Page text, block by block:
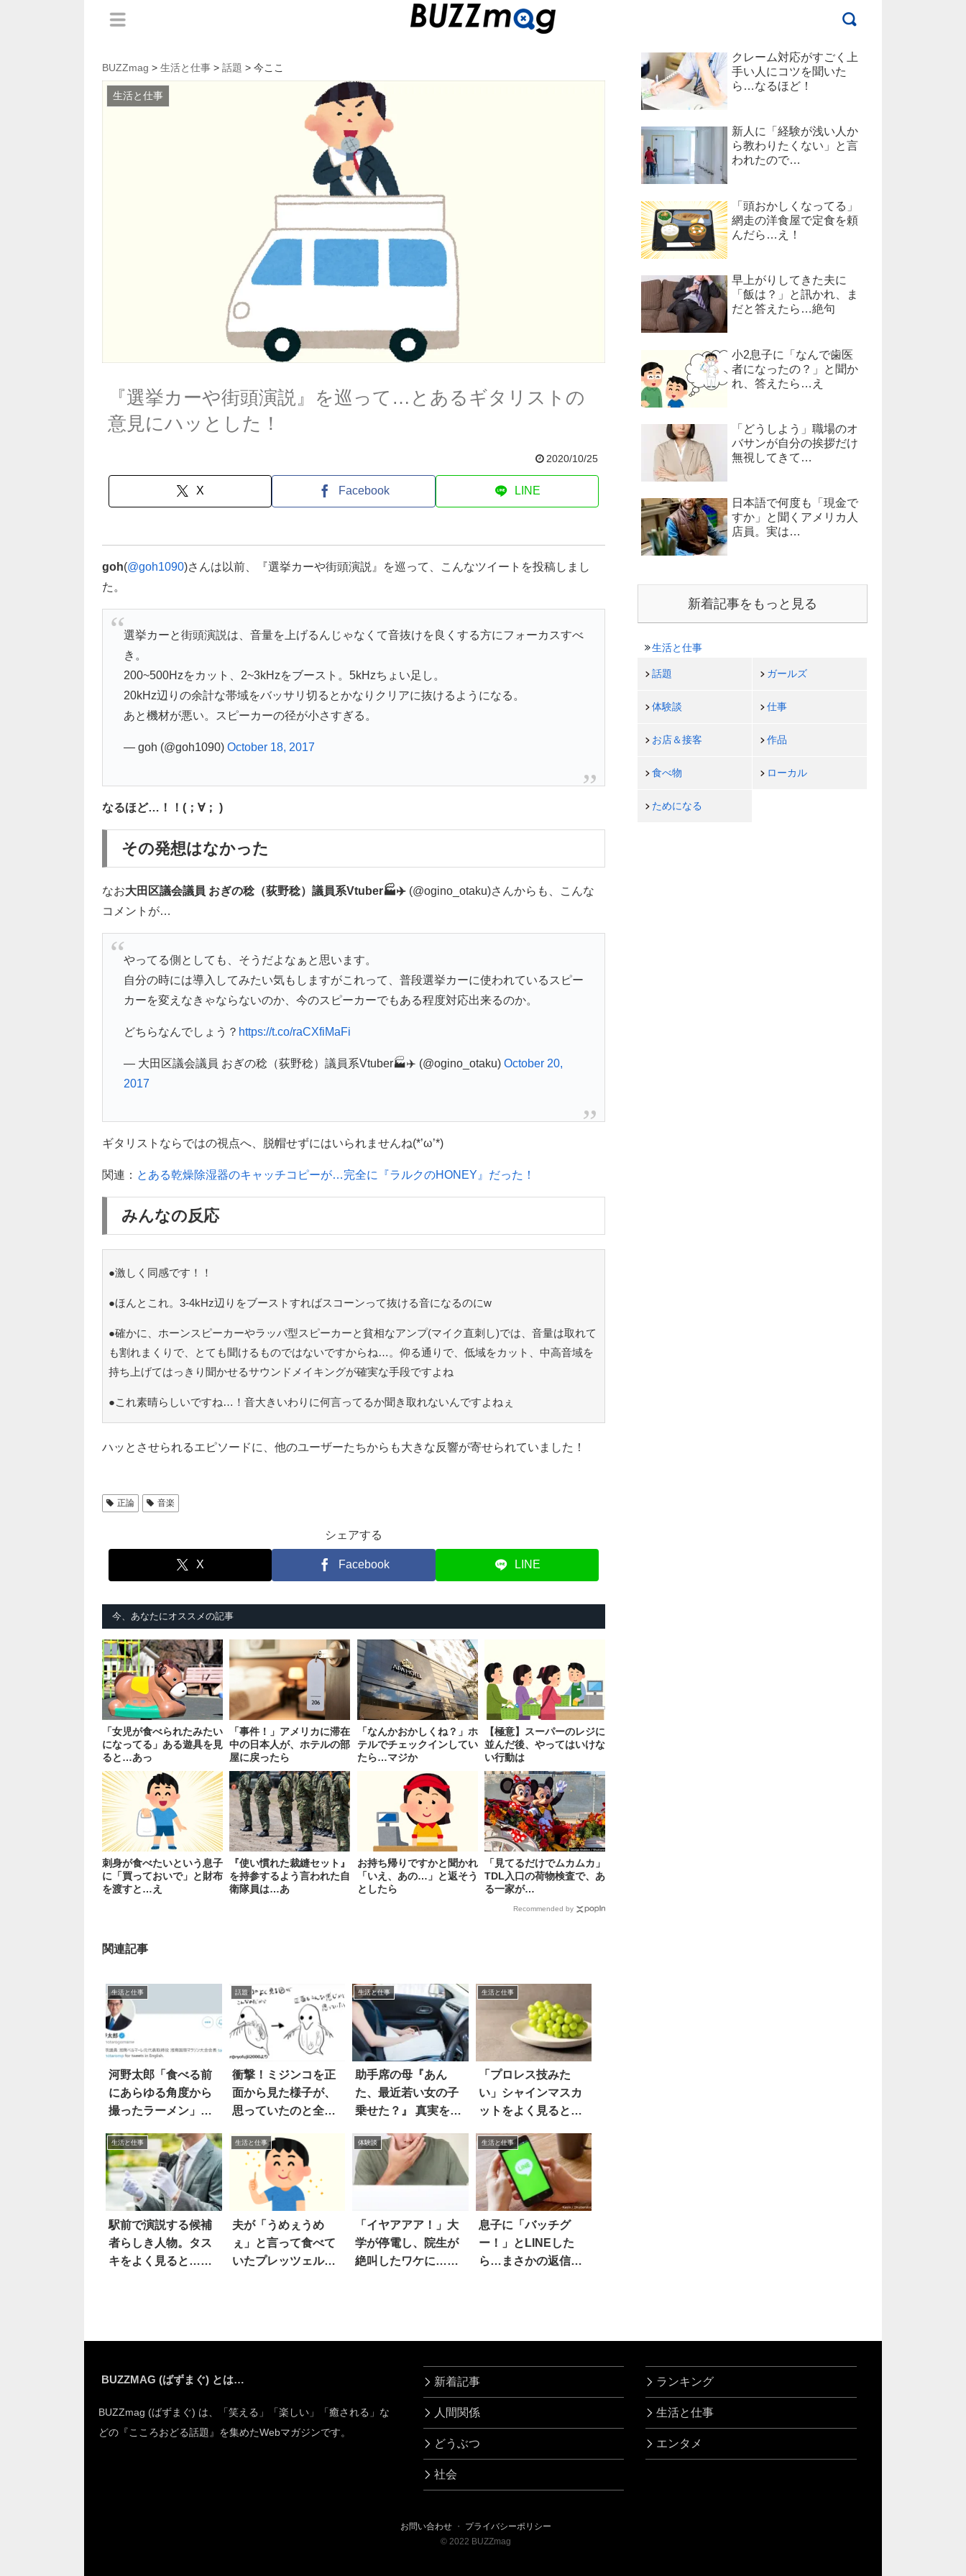
BUZZmag > 生活と仕事 > 話題 > 今ここ
生活と仕事
『選挙カーや街頭演説』を巡って…とあるギタリストの
意見にハッとした！
2020/10/25
X Facebook LINE
goh(@goh1090)さんは以前、『選挙カーや街頭演説』を巡って、こんなツイートを投稿しまし
た。
選挙カーと街頭演説は、音量を上げるんじゃなくて音抜けを良くする方にフォーカスすべ
き。
200~500Hzをカット、2~3kHzをブースト。5kHzちょい足し。
20kHz辺りの余計な帯域をバッサリ切るとかなりクリアに抜けるようになる。
あと機材が悪い。スピーカーの径が小さすぎる。
— goh (@goh1090) October 18, 2017
なるほど…！！(；∀； )
その発想はなかった
なお大田区議会議員 おぎの稔（荻野稔）議員系Vtuber🏭✈️ (@ogino_otaku)さんからも、こんな
コメントが…
やってる側としても、そうだよなぁと思います。
自分の時には導入してみたい気もしますがこれって、普段選挙カーに使われているスピー
カーを変えなきゃならないのか、今のスピーカーでもある程度対応出来るのか。
どちらなんでしょう？ https://t.co/raCXfiMaFi
— 大田区議会議員 おぎの稔（荻野稔）議員系Vtuber🏭✈️ (@ogino_otaku) October 20,
2017
ギタリストならではの視点へ、脱帽せずにはいられませんね(*’ω’*)
関連： とある乾燥除湿器のキャッチコピーが…完全に『ラルクのHONEY』だった！
みんなの反応
●激しく同感です！！
●ほんとこれ。3-4kHz辺りをブーストすればスコーンって抜ける音になるのにw
●確かに、ホーンスピーカーやラッパ型スピーカーと貧相なアンプ(マイク直刺し)では、音量は取れて
も割れまくりで、とても聞けるものではないですからね…。仰る通りで、低域をカット、中高音域を
持ち上げてはっきり聞かせるサウンドメイキングが確実な手段ですよね
●これ素晴らしいですね…！音大きいわりに何言ってるか聞き取れないんですよねぇ
ハッとさせられるエピソードに、他のユーザーたちからも大きな反響が寄せられていました！
正論 音楽
シェアする
X Facebook LINE
今、あなたにオススメの記事
「女児が食べられたみたい
になってる」ある遊具を見
ると…あっ
「事件！」アメリカに滞在
中の日本人が、ホテルの部
屋に戻ったら
「なんかおかしくね？」ホ
テルでチェックインしてい
たら…マジか
【極意】スーパーのレジに
並んだ後、やってはいけな
い行動は
刺身が食べたいという息子
に「買っておいで」と財布
を渡すと…え
『使い慣れた裁縫セット』
を持参するよう言われた自
衛隊員は…あ
お持ち帰りですかと聞かれ
「いえ、あの…」と返そう
としたら
「見てるだけでムカムカ」
TDL入口の荷物検査で、あ
る一家が…
Recommended by
関連記事
生活と仕事
河野太郎「食べる前
にあらゆる角度から
撮ったラーメン」見
話題
衝撃！ミジンコを正
面から見た様子が、
思っていたのと全然
生活と仕事
助手席の母『あん
た、最近若い女の子
乗せた？』 真実を話
生活と仕事
「プロレス技みた
い」シャインマスカ
ットをよく見ると…
生活と仕事
駅前で演説する候補
者らしき人物。タス
キをよく見ると…あ
生活と仕事
夫が「うめぇうめ
ぇ」と言って食べて
いたプレッツェル。
体験談
「イヤアアア！」大
学が停電し、院生が
絶叫したワケに…絶
生活と仕事
息子に「バッチグ
ー！」とLINEした
ら…まさかの返信に
クレーム対応がすごく上
手い人にコツを聞いた
ら…なるほど！
新人に「経験が浅い人か
ら教わりたくない」と言
われたので…
「頭おかしくなってる」
網走の洋食屋で定食を頼
んだら…え！
早上がりしてきた夫に
「飯は？」と訊かれ、ま
だと答えたら…絶句
小2息子に「なんで歯医
者になったの？」と聞か
れ、答えたら…え
「どうしよう」職場のオ
バサンが自分の挨拶だけ
無視してきて…
日本語で何度も「現金で
すか」と聞くアメリカ人
店員。実は…
新着記事をもっと見る
生活と仕事
話題 ガールズ
体験談 仕事
お店＆接客 作品
食べ物 ローカル
ためになる
BUZZMAG (ばずまぐ) とは…
BUZZmag (ばずまぐ) は、「笑える」「楽しい」「癒される」な
どの『こころおどる話題』を集めたWebマガジンです。
新着記事
人間関係
どうぶつ
社会
ランキング
生活と仕事
エンタメ
お問い合わせ ・ プライバシーポリシー
© 2022 BUZZmag